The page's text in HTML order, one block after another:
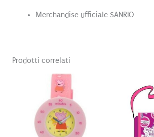
Merchandise ufficiale SANRIO
Prodotti correlati